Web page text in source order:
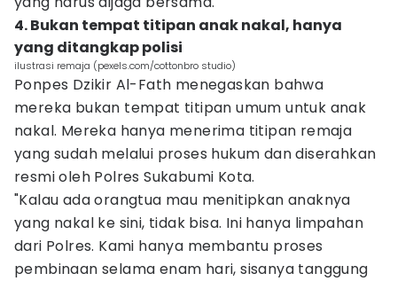
4. Bukan tempat titipan anak nakal, hanya
yang ditangkap polisi
ilustrasi remaja (pexels.com/cottonbro studio)
Ponpes Dzikir Al-Fath menegaskan bahwa
mereka bukan tempat titipan umum untuk anak
nakal. Mereka hanya menerima titipan remaja
yang sudah melalui proses hukum dan diserahkan
resmi oleh Polres Sukabumi Kota.
"Kalau ada orangtua mau menitipkan anaknya
yang nakal ke sini, tidak bisa. Ini hanya limpahan
dari Polres. Kami hanya membantu proses
pembinaan selama enam hari, sisanya tanggung